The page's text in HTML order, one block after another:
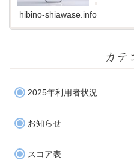
よる受
ンター
hibino-shiawase.info
カテ
2025年利用者状況
お知らせ
スコア表